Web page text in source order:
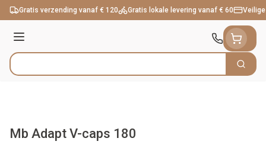
Ga naar de inhoud
Gratis verzending vanaf € 120 Gratis lokale levering vanaf € 60
Menu
Product, merk, categorie... Zoek
Mb Adapt V-caps 180